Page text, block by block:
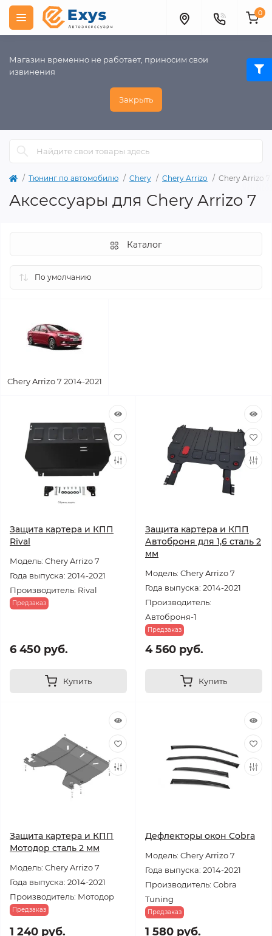
Магазин временно не работает, приносим свои
извинения
Закрыть
0
Тюнинг по автомобилю Chery Chery Arrizo Chery Arrizo 7
Аксессуары для Chery Arrizo 7
Каталог
Chery Arrizo 7 2014-2021
Защита картера и КПП
Rival
Модель: Chery Arrizo 7
Года выпуска: 2014-2021
Производитель: Rival
Предзаказ
6 450 руб.
Купить
Защита картера и КПП
Автоброня для 1,6 сталь 2
мм
Модель: Chery Arrizo 7
Года выпуска: 2014-2021
Производитель:
Автоброня-1
Предзаказ
4 560 руб.
Купить
Защита картера и КПП
Мотодор сталь 2 мм
Модель: Chery Arrizo 7
Года выпуска: 2014-2021
Производитель: Мотодор
Предзаказ
1 240 руб.
Дефлекторы окон Cobra
Модель: Chery Arrizo 7
Года выпуска: 2014-2021
Производитель: Cobra
Tuning
Предзаказ
1 580 руб.